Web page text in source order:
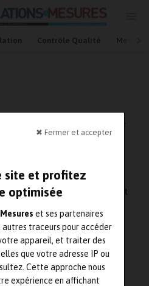
✖ Fermer et accepter
site et profitez
optimisée
et ses partenaires
autres traceurs pour accéder
appareil, et traiter des
que votre adresse IP ou
Cette approche nous
expérience en affichant
Contrôle Qualité Mesures
scanner au Cetim pour répondre
du secteur aéronautique
de Controreupe, Trigo veut
le L2C inaugurent un microscope
France